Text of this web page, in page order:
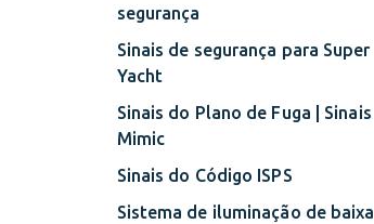
segurança
Sinais de segurança para Super
Yacht
Sinais do Plano de Fuga | Sinais
Mimic
Sinais do Código ISPS
Sistema de iluminação de baixa